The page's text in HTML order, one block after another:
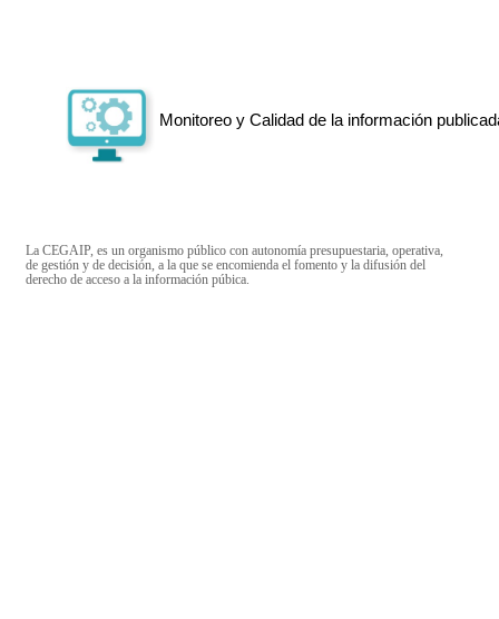
Monitoreo y Calidad de la información
La CEGAIP, es un organismo público con autonomía presupuestaria, operativa,
de gestión y de decisión, a la que se encomienda el fomento y la difusión del
derecho de acceso a la información púbica.